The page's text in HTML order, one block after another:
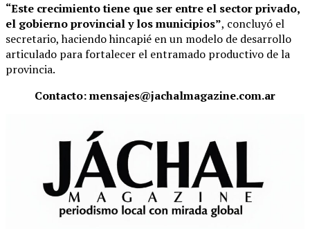
“Este crecimiento tiene que ser entre el sector privado,
el gobierno provincial y los municipios”, concluyó el
secretario, haciendo hincapié en un modelo de desarrollo
articulado para fortalecer el entramado productivo de la
provincia.
Contacto: mensajes@jachalmagazine.com.ar